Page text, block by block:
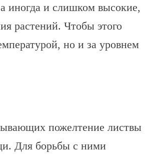
иногда и слишком высокие,
растений. Чтобы этого
но и за уровнем
пожелтение листвы
Для борьбы с ними